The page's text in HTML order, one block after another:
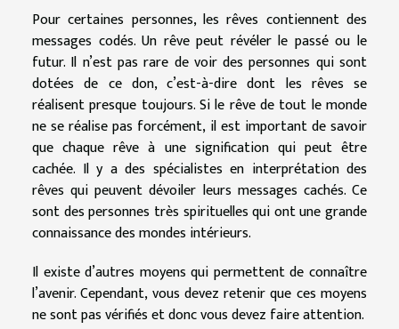
Pour certaines personnes, les rêves contiennent des
messages codés. Un rêve peut révéler le passé ou le
futur. Il n’est pas rare de voir des personnes qui sont
dotées de ce don, c’est-à-dire dont les rêves se
réalisent presque toujours. Si le rêve de tout le monde
ne se réalise pas forcément, il est important de savoir
que chaque rêve à une signification qui peut être
cachée. Il y a des spécialistes en interprétation des
rêves qui peuvent dévoiler leurs messages cachés. Ce
sont des personnes très spirituelles qui ont une grande
connaissance des mondes intérieurs.
Il existe d’autres moyens qui permettent de connaître
l’avenir. Cependant, vous devez retenir que ces moyens
ne sont pas vérifiés et donc vous devez faire attention.